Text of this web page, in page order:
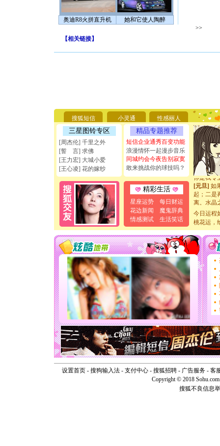
奥迪R8火拼直升机 她和它使人陶醉
>>
【相关链接】
搜狐短信 小灵通 性感丽人
三星图铃专区
[周杰伦] 千里之外
[誓 言] 求佛
[王力宏] 大城小爱
[王心凌] 花的嫁纱
精品专题推荐
短信企业通秀百变功能
浪漫情怀一起漫步音乐
同城约会今夜告别寂寞
敢来挑战你的球技吗？
精彩生活
星座运势
每日财运
花边新闻
魔鬼辞典
情感测试
生活笑话
[圣诞节]
能正大光
天都要快
[圣诞节]
如意,快
[元旦]看
断电。爱
你是我专
[元旦]如
起；二是
离。水晶
[元旦] 当
泣，这痛
卖了。水
[春节]风
颜！冬去
道一声
[春节] 传
片叶子
送你一
[圣诞节]
你太多
要平安
[圣诞节]
能正大
天都要快
[圣诞节]
如意,快
[元旦]看
断电。爱
你是我专
[元旦]
如
起；二是
离。水晶
今日运程
桃花运，
设置首页- 搜狗输入法- 支付中心- 搜狐招聘- 广告服务- 客
Copyright © 2018
搜狐不良信息